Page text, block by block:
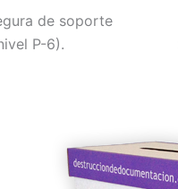
de soporte
P-6).